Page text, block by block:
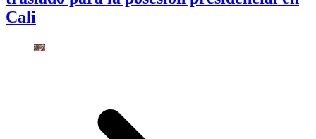
Cali